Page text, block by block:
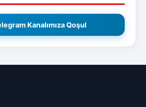
Kanalımıza Qoşul